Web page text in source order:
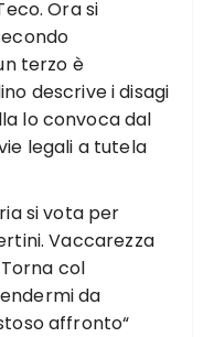
Ora si
terzo è
descrive i disagi
lo convoca dal
legali a tutela
si vota per
Vaccarezza
Torna col
da
affronto“